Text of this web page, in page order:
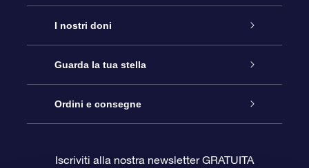
Assistenza
Contattaci
Blog
I nostri doni
Online Star Gift
Pacchetto regalo OSR
Guarda la tua stella
Registro stellare
Ordini e consegne
Iscriviti alla nostra newsletter GRATUITA